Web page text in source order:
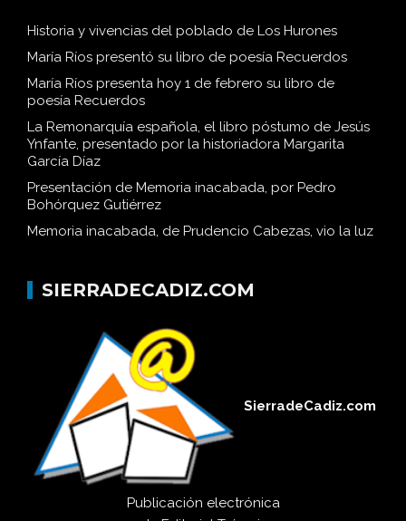
Historia y vivencias del poblado de Los Hurones
María Ríos presentó su libro de poesía Recuerdos
María Ríos presenta hoy 1 de febrero su libro de
poesía Recuerdos
La Remonarquía española, el libro póstumo de Jesús
Ynfante, presentado por la historiadora Margarita
García Díaz
Presentación de Memoria inacabada, por Pedro
Bohórquez Gutiérrez
Memoria inacabada, de Prudencio Cabezas, vio la luz
SIERRADECADIZ.COM
SierradeCadiz.com
Publicación electrónica